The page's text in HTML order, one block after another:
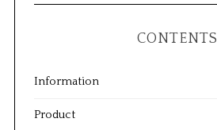
CONTENTS
Information
Product